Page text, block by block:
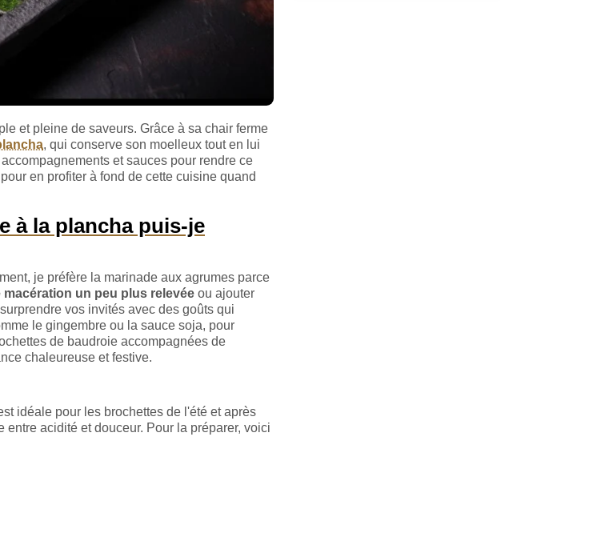
et pleine de saveurs. Grâce à sa chair ferme
, qui conserve son moelleux tout en lui
et sauces pour rendre ce
en profiter à fond de cette cuisine quand
à la plancha puis-je
je préfère la marinade aux agrumes parce
macération un peu plus relevée ou ajouter
vos invités avec des goûts qui
le gingembre ou la sauce soja, pour
de baudroie accompagnées de
chaleureuse et festive.
idéale pour les brochettes de l'été et après
acidité et douceur. Pour la préparer, voici